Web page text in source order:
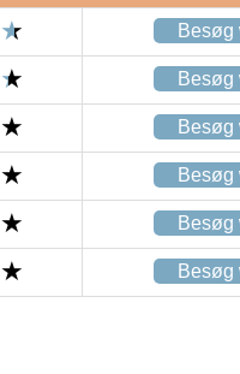
Besøg
Besøg
Besøg
Besøg
Besøg
Besøg